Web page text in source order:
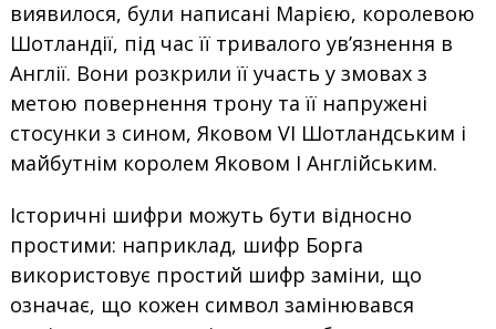
виявилося, були написані Марією, королевою
Шотландії, під час її тривалого ув’язнення в
Англії. Вони розкрили її участь у змовах з
метою повернення трону та її напружені
стосунки з сином, Яковом VI Шотландським і
майбутнім королем Яковом I Англійським.
Історичні шифри можуть бути відносно
простими: наприклад, шифр Борга
використовує простий шифр заміни, що
означає, що кожен символ замінювався